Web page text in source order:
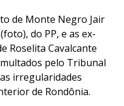
de Monte Negro Jair
do PP, e as ex-
Roselita Cavalcante
pelo Tribunal
irregularidades
de Rondônia.